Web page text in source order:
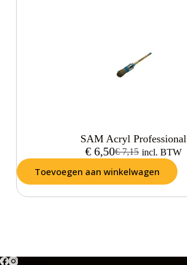
SAM Acryl Professional
€7,15
€6,50 incl. BTW
Toevoegen aan winkelwagen